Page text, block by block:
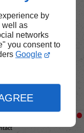
by
well as
networks
you consent to
Google